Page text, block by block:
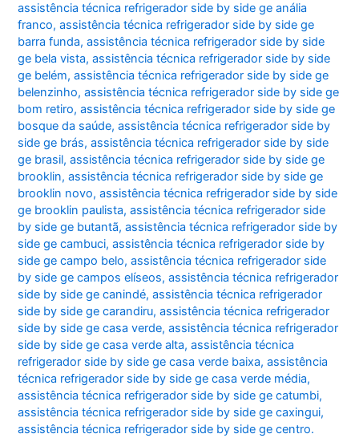
assistência técnica refrigerador side by side ge anália
franco,assistência técnica refrigerador side by side ge
barra funda,assistência técnica refrigerador side by side
ge bela vista,assistência técnica refrigerador side by side
ge belém,assistência técnica refrigerador side by side ge
belenzinho,assistência técnica refrigerador side by side ge
bom retiro,assistência técnica refrigerador side by side ge
bosque da saúde,assistência técnica refrigerador side by
side ge brás,assistência técnica refrigerador side by side
ge brasil,assistência técnica refrigerador side by side ge
brooklin,assistência técnica refrigerador side by side ge
brooklin novo,assistência técnica refrigerador side by side
ge brooklin paulista,assistência técnica refrigerador side
by side ge butantã,assistência técnica refrigerador side by
side ge cambuci,assistência técnica refrigerador side by
side ge campo belo,assistência técnica refrigerador side
by side ge campos elíseos,assistência técnica refrigerador
side by side ge canindé,assistência técnica refrigerador
side by side ge carandiru,assistência técnica refrigerador
side by side ge casa verde,assistência técnica refrigerador
side by side ge casa verde alta,assistência técnica
refrigerador side by side ge casa verde baixa,assistência
técnica refrigerador side by side ge casa verde média,
assistência técnica refrigerador side by side ge catumbi,
assistência técnica refrigerador side by side ge caxingui,
assistência técnica refrigerador side by side ge centro.